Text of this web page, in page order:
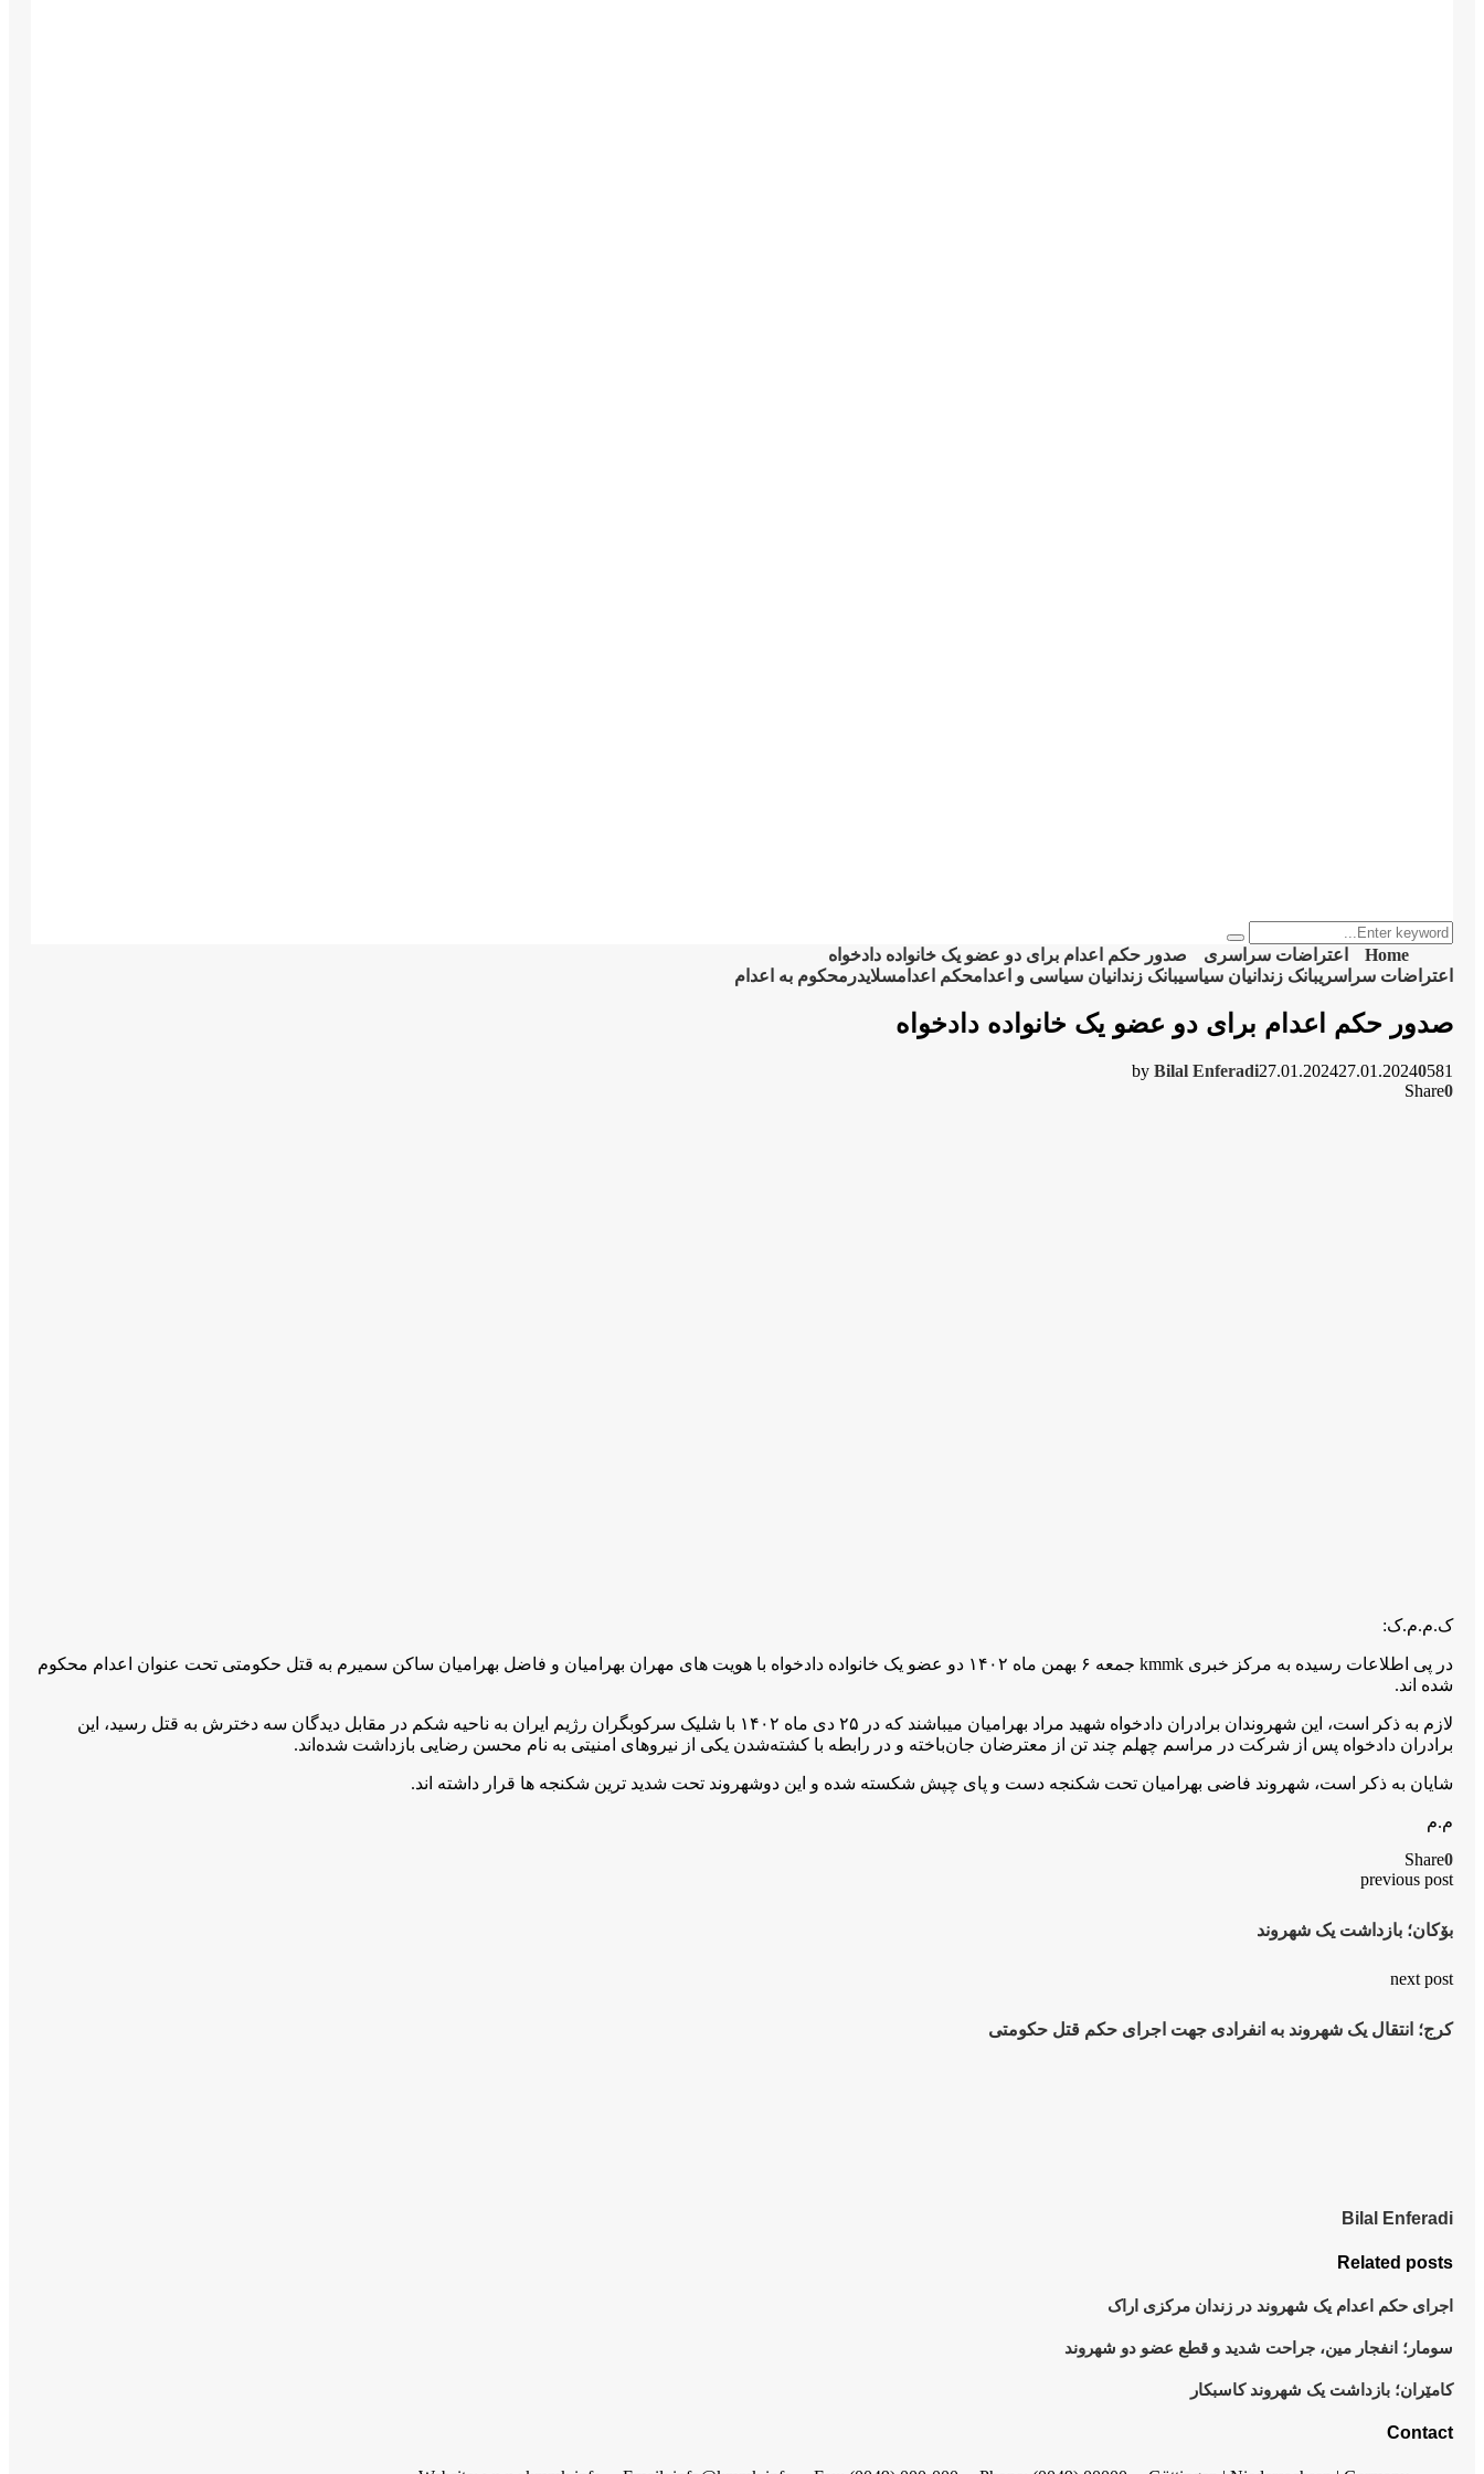
Search
for:
Search
Home اعتراضات سراسری
صدور حکم اعدام برای دو عضو یک خانواده دادخواه
اعتراضات سراسریبانک زندانیان سیاسیبانک زندانیان سیاسی و اعدامحکم اعدامسلایدر محکوم بە اعدام
صدور حکم اعدام برای دو عضو یک خانواده دادخواه
by Bilal Enferadi27.01.202427.01.20240581
Share0
ک.م.م.ک:
در پی اطلاعات رسیده به مرکز خبری kmmk جمعه ۶ بهمن ماه ۱۴۰۲ دو عضو یک خانواده دادخواه با هویت های مهران بهرامیان و فاضل بهرامیان ساکن سمیرم به قتل حکومتی تحت عنوان اعدام محکوم
شده اند.
لازم به ذکر است، این شهروندان برادران دادخواه شهید مراد بهرامیان میباشند که در ۲۵ دی ماه ۱۴۰۲ با شلیک سرکوبگران رژیم ایران به ناحیه شکم در مقابل دیدگان سه دخترش به قتل رسید، این
برادران دادخواه پس از شرکت در مراسم چهلم چند تن از معترضان جان‌باخته و در رابطه با کشته‌شدن یکی از نیروهای امنیتی به نام محسن رضایی بازداشت شده‌اند.
شایان به ذکر است، شهروند فاضی بهرامیان تحت شکنجه دست و پای چپش شکسته شده و این دو‌شهروند تحت شدید ترین شکنجه ها قرار داشته اند.
م.م
Share0
previous post
بۆکان؛ بازداشت یک شهروند
next post
کرج؛ انتقال یک شهروند به انفرادی جهت اجرای حکم قتل حکومتی
Bilal Enferadi
Related posts
اجرای حکم اعدام یک شهروند در زندان مرکزی اراک
سومار؛ انفجار مین، جراحت شدید و قطع عضو دو شهروند
کامێران؛ بازداشت یک شهروند کاسبکار
Contact